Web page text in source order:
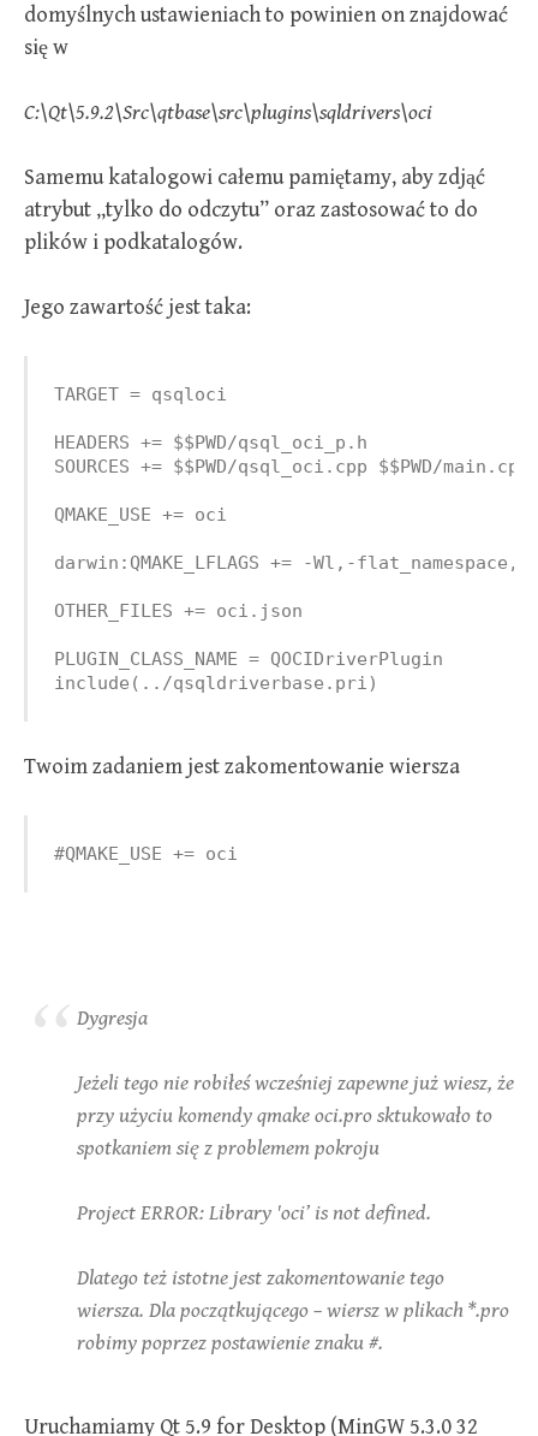
domyślnych ustawieniach to powinien on znajdować
się w
C:\Qt\5.9.2\Src\qtbase\src\plugins\sqldrivers\oci
Samemu katalogowi całemu pamiętamy, aby zdjąć
atrybut „tylko do odczytu” oraz zastosować to do
plików i podkatalogów.
Jego zawartość jest taka:
TARGET = qsqloci
HEADERS += $$PWD/qsql_oci_p.h
SOURCES += $$PWD/qsql_oci.cpp $$PWD/main.cpp
QMAKE_USE += oci
darwin:QMAKE_LFLAGS += -Wl,-
OTHER_FILES += oci.json
PLUGIN_CLASS_NAME = QOCIDriverPlugin
include(../qsqldriverbase.pri)
Twoim zadaniem jest zakomentowanie wiersza
#QMAKE_USE += oci
Dygresja
Jeżeli tego nie robiłeś wcześniej zapewne już wiesz, że
przy użyciu komendy qmake oci.pro sktukowało to
spotkaniem się z problemem pokroju
Project ERROR: Library 'oci’ is not defined.
Dlatego też istotne jest zakomentowanie tego
wiersza. Dla początkującego – wiersz w plikach *.pro
robimy poprzez postawienie znaku #.
Uruchamiamy Qt 5.9 for Desktop (MinGW 5.3.0 32